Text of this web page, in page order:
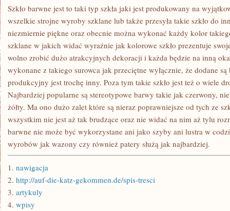
WOKÓŁ
WŁASNEGO
DOMU,
CZY
TAKŻE
MIESZKANIA
STWORZYĆ
Szkło barwne jest to taki typ szkła jaki jest produkowany na
wszelkie strojne wyroby szklane lub także przesyła takie szkło do
niezmiernie piękne oraz obecnie można wykonać każdy kolor
szklane w jakich widać wyraźnie jak kolorowe szkło prezentuje
wolno zrobić dużo atrakcyjnych dekoracji i każda będzie na inną
wykonane z takiego surowca jak przeciętne wyłącznie, że dodane
produkcyjny jest trochę inny. Poza tym takie szkło jest też o wiele
Najbardziej popularne są stereotypowe barwy takie jak czerwony,
żółty. Ma ono dużo zalet które są nieraz poprawniejsze od tych ze
wszystkim nie jest aż tak brudzące oraz nie widać na nim aż tylu
barwne nie może być wykorzystane ani jako szyby ani lustra w
wyrobów jak wazony czy również patery służą jak najbardziej.
1. nawigacja
2. http://auf-die-katz-gekommen.de/spis-tresci
3. artykuly
4. wpisy